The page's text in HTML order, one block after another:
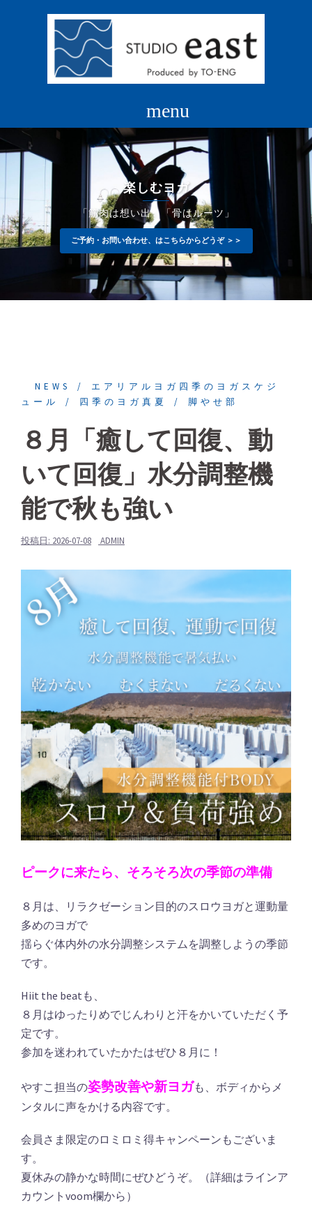
キ
楽しむヨガ
「筋肉は想い出」「骨はルーツ」
ご予約・お問い合わせ、はこちらからどうぞ ＞＞
NEWS
エアリアルヨガ四季のヨガスケジ
ュール
四季のヨガ真夏 脚やせ部
８月「癒して回復、動
いて回復」水分調整機
能で秋も強い
投稿日: 2026-07-08 ADMIN
ピークに来たら、そろそろ次の季節の準備
８月は、リラクゼーション目的のスロウヨガと運動量
多めのヨガで
揺らぐ体内外の水分調整システムを調整しようの季節
です。
Hiit the beatも、
８月はゆったりめでじんわりと汗をかいていただく予
定です。
参加を迷われていたかたはぜひ８月に！
やすこ担当の姿勢改善や新ヨガも、ボディからメ
ンタルに声をかける内容です。
会員さま限定のロミロミ得キャンペーンもございま
す。
夏休みの静かな時間にぜひどうぞ。（詳細はラインア
カウントvoom欄から）